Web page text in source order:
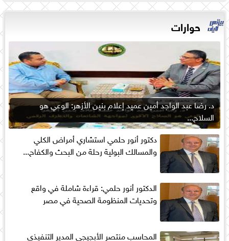
حوارات
د. رضا عبد الواجد أمين عميد إعلام بنين الأزهر: الوعي هو
السلاح...
دكتور أنور حلمي استشاري أمراض الكلي
والمسالك البولية رحلة من البحث والكفاح...
الدكتور أنور حلمي: قراءة شاملة في واقع
وتحديات المنظومة الصحية في مصر
المحاسب منتصر الأبجيجي المدير التنفيذي